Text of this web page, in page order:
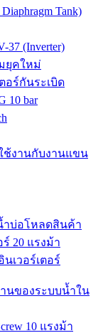
Tank)
37 (Inverter)
ยุคใหม่
อร์กันระเบิด
10 bar
ช้งานกับงานแขน
ำบ่อโหลดสินค้า
20 แรงม้า
เวอร์เตอร์
นของระบบน้ำใน
10 แรงม้า